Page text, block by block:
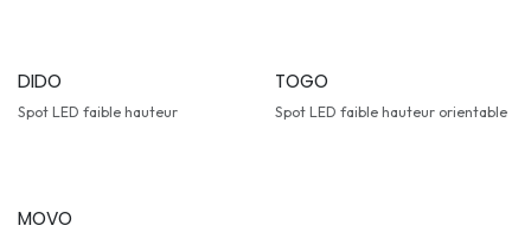
DIDO
Spot LED faible hauteur
TOGO
Spot LED faible hauteur orientable
MOVO